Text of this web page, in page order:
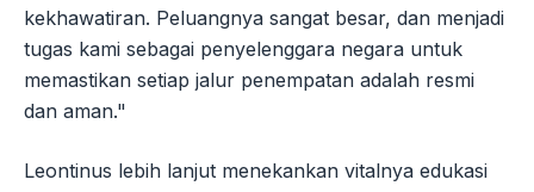
kekhawatiran. Peluangnya sangat besar, dan menjadi
tugas kami sebagai penyelenggara negara untuk
memastikan setiap jalur penempatan adalah resmi
dan aman."
Leontinus lebih lanjut menekankan vitalnya edukasi